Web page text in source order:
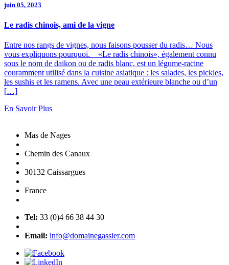
juin 05, 2023
Le radis chinois, ami de la vigne
Entre nos rangs de vignes, nous faisons pousser du radis… Nous
vous expliquons pourquoi. «Le radis chinois», également connu
sous le nom de daikon ou de radis blanc, est un légume-racine
couramment utilisé dans la cuisine asiatique : les salades, les pickles,
les sushis et les ramens. Avec une peau extérieure blanche ou d’un
[…]
En Savoir Plus
Mas de Nages
Chemin des Canaux
30132 Caissargues
France
Tel: 33 (0)4 66 38 44 30
Email: info@domainegassier.com